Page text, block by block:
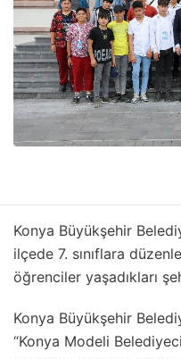
Konya Büyükşehir
ilçede 7. sınıflara
öğrenciler yaşadıkları
Konya Büyükşehir
“Konya Modeli